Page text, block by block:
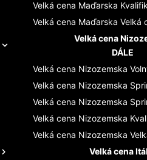
Velká cena Maďarska
Velká cena Maďarska Velká
Velká cena
DÁLE
Velká cena Nizozemska
Velká cena Nizozemska
Velká cena Nizozemska
Velká cena Nizozemska
Velká cena Nizozemska
Velká cena